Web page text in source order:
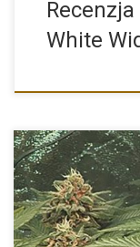
White
Charakterystyka